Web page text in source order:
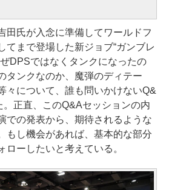
氏が入念に準備してワールドフ
てまで登場した新ジョブ“ガンブレ
DPSではなくタンクになったの
タンクなのか、魔弾のディテー
々について、誰も問いかけないQ&
正直、このQ&Aセッションの内
での発表から、期待されるような
もし機会があれば、基本的な部分
ローしたいと考えている。